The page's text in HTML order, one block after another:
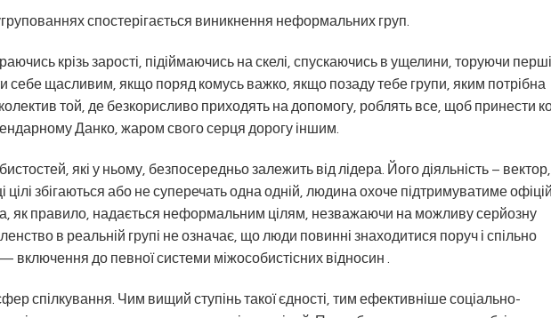
спостерігається виникнення неформальних груп.
крізь зарості, підіймаючись на скелі, спускаючись в ущелини, торуючи перші
себе щасливим, якщо поряд комусь важко, якщо позаду тебе групи, яким потрібна
той, де безкорисливо приходять на допомогу, роблять все, щоб принести
Данко, жаром свого серця дорогу іншим.
які у ньому, безпосередньо залежить від лідера. Його діяльність –
цілі збігаються або не суперечать одна одній, людина охоче підтримуватиме
як правило, надається неформальним цілям, незважаючи на можливу серйозну
в реальній групі не означає, що люди повинні знаходитися поруч і спільно
включення до певної системи міжособистісних відносин .
спілкування. Чим вищий ступінь такої єдності, тим ефективніше соціально-